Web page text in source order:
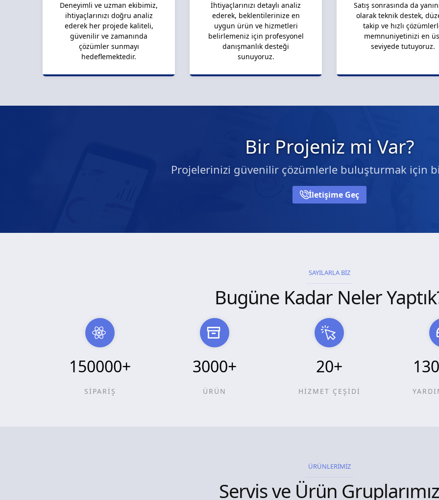
Deneyimli ve uzman ekibimiz,
ihtiyaçlarınızı doğru analiz
ederek her projede kaliteli,
güvenilir ve zamanında
çözümler sunmayı
hedeflemektedir.
İhtiyaçlarınızı detaylı analiz
ederek, beklentilerinize en
uygun ürün ve hizmetleri
belirlemeniz için profesyonel
danışmanlık desteği
sunuyoruz.
Satış sonrasında da
olarak teknik destek,
takip ve hızlı
memnuniyetinizi en
seviyede tutuyoruz.
Bir Projeniz mi Var?
Projelerinizi güvenilir çözümlerle buluşturmak için
İletişime Geç
SAYILARLA BİZ
Bugüne Kadar Neler
150000+
SİPARİŞ
3000+
ÜRÜN
20+
HİZMET ÇEŞİDİ
ÜRÜNLERİMİZ
Servis ve Ürün Gruplarımız